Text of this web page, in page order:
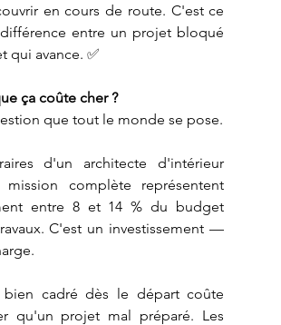
en cours de route. C'est ce
entre un projet bloqué
qui avance. ✅
ça coûte cher ?
que tout le monde se pose.
d'un architecte d'intérieur
complète représentent
entre 8 et 14 % du budget
C'est un investissement —
cadré dès le départ coûte
qu'un projet mal préparé. Les